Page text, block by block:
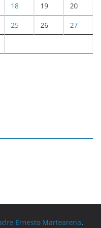
18 19 20
25 26 27
Ernesto Martearena.